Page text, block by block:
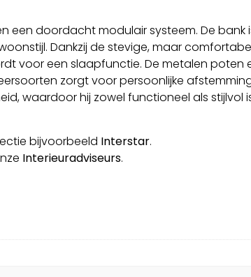
doordacht modulair systeem. De bank
Dankzij de stevige, maar
voor een slaapfunctie. De metalen poten
zorgt voor persoonlijke
waardoor hij zowel functioneel als stijlvol
bijvoorbeeld Interstar.
Interieuradviseurs.